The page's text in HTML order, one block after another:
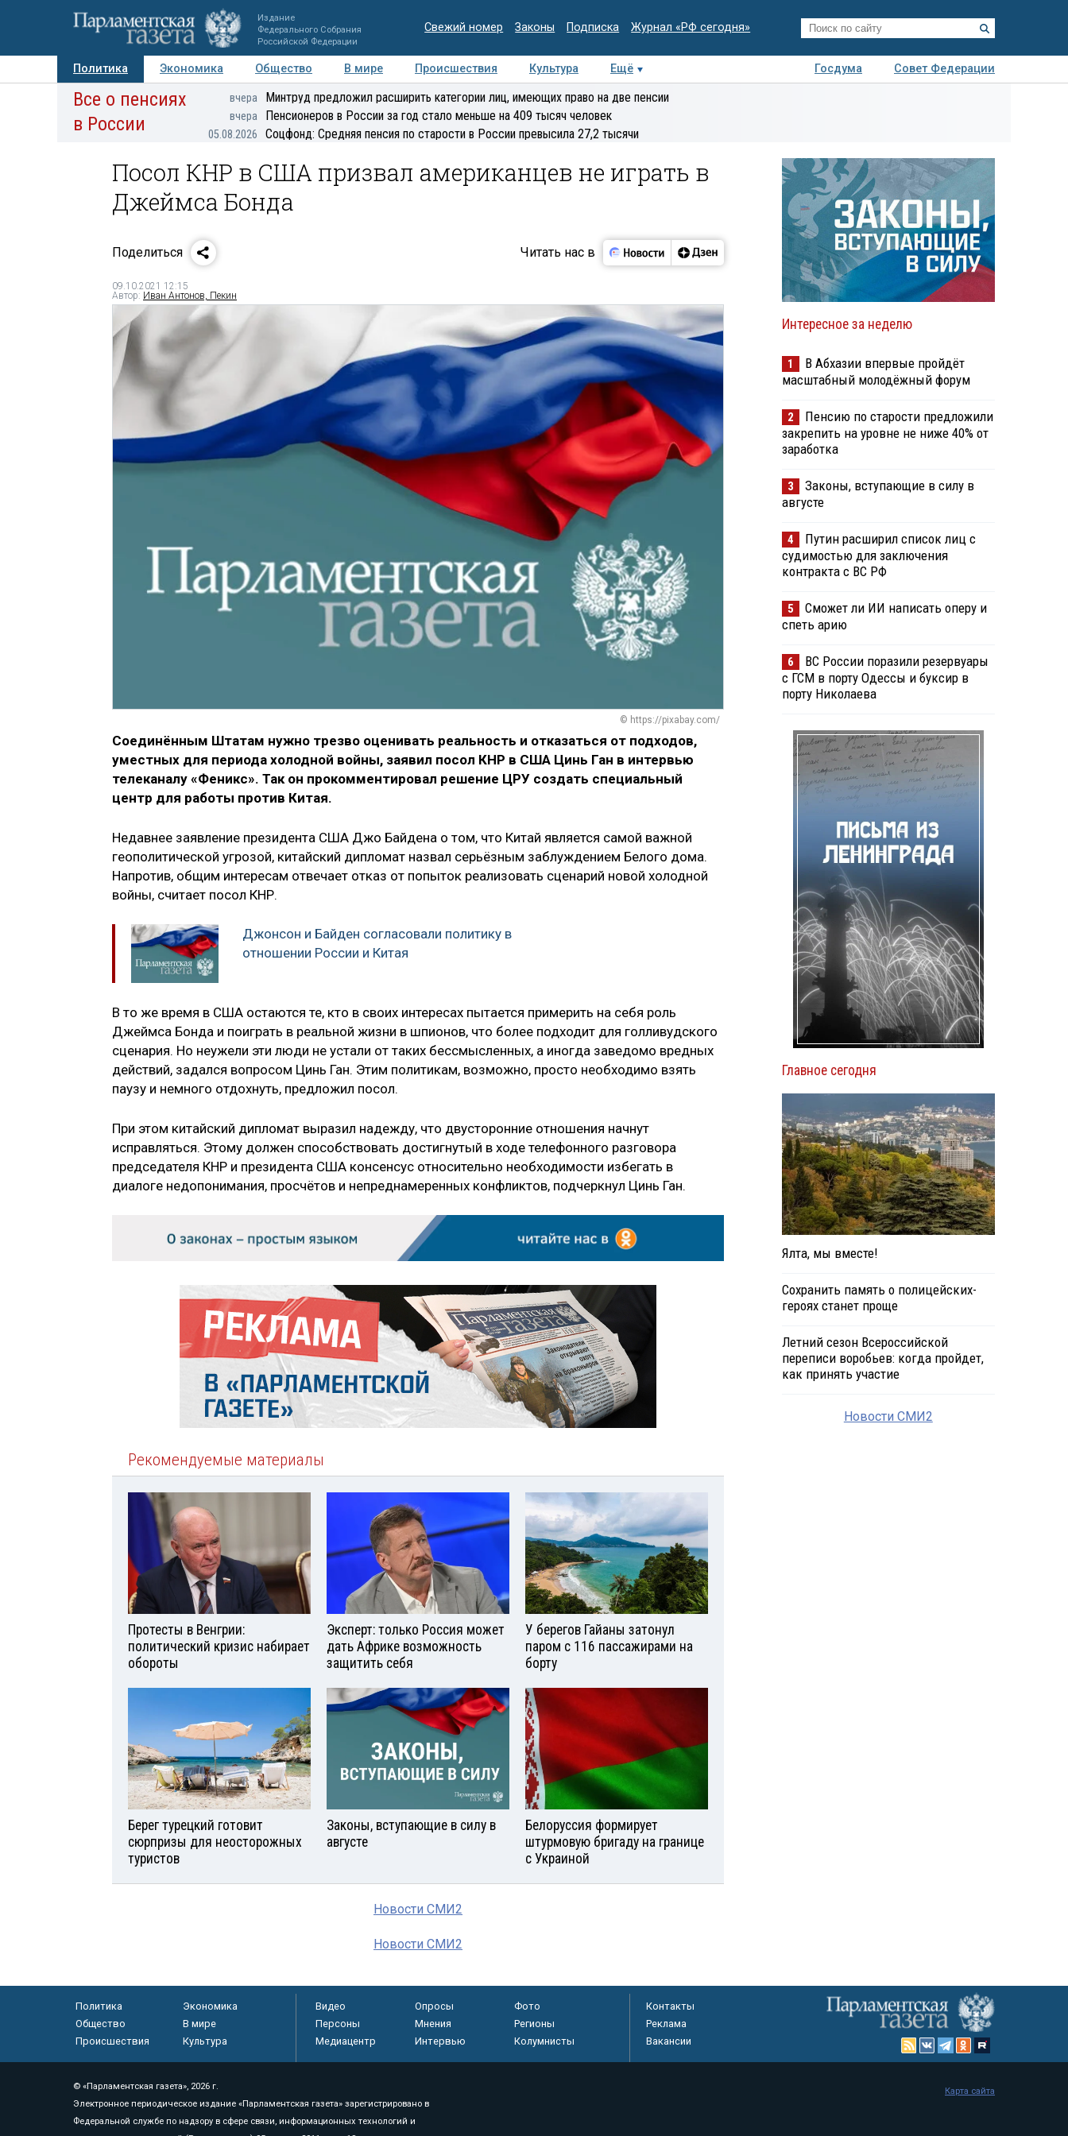
Издание
Федерального Собрания
Российской Федерации
Свежий номер Законы Подписка Журнал «РФ сегодня»
Политика Экономика Общество В мире Происшествия Культура Ещё Госдума
Совет Федерации
Авторы Персоны Мнения Регионы Медиацентр Интервью Колумнисты
Деловая
Все о пенсиях
в России
вчера Минтруд предложил расширить категории лиц, имеющих право на две пенсии
вчера Пенсионеров в России за год стало меньше на 409 тысяч человек
05.08.2026 Соцфонд: Средняя пенсия по старости в России превысила 27,2 тысячи
Посол КНР в США призвал американцев не играть в
Джеймса Бонда
Поделиться Читать нас в
09.10.2021 12:15
Автор: Иван Антонов, Пекин
© https://pixabay.com/
Соединённым Штатам нужно трезво оценивать реальность и отказаться от подходов,
уместных для периода холодной войны, заявил посол КНР в США Цинь Ган в интервью
телеканалу «Феникс». Так он прокомментировал решение ЦРУ создать специальный
центр для работы против Китая.
Недавнее заявление президента США Джо Байдена о том, что Китай является самой важной
геополитической угрозой, китайский дипломат назвал серьёзным заблуждением Белого дома.
Напротив, общим интересам отвечает отказ от попыток реализовать сценарий новой холодной
войны, считает посол КНР.
Джонсон и Байден согласовали политику в
отношении России и Китая
В то же время в США остаются те, кто в своих интересах пытается примерить на себя роль
Джеймса Бонда и поиграть в реальной жизни в шпионов, что более подходит для голливудского
сценария. Но неужели эти люди не устали от таких бессмысленных, а иногда заведомо вредных
действий, задался вопросом Цинь Ган. Этим политикам, возможно, просто необходимо взять
паузу и немного отдохнуть, предложил посол.
При этом китайский дипломат выразил надежду, что двусторонние отношения начнут
исправляться. Этому должен способствовать достигнутый в ходе телефонного разговора
председателя КНР и президента США консенсус относительно необходимости избегать в
диалоге недопонимания, просчётов и непреднамеренных конфликтов, подчеркнул Цинь Ган.
Рекомендуемые материалы
Протесты в Венгрии:
политический кризис набирает
обороты
Эксперт: только Россия может
дать Африке возможность
защитить себя
У берегов Гайаны затонул
паром с 116 пассажирами на
борту
Берег турецкий готовит
сюрпризы для неосторожных
туристов
Законы, вступающие в силу в
августе
Белоруссия формирует
штурмовую бригаду на границе
с Украиной
Новости СМИ2
Новости СМИ2
Интересное за неделю
1
В Абхазии впервые пройдёт
масштабный молодёжный форум
2
Пенсию по старости предложили
закрепить на уровне не ниже 40% от
заработка
3
Законы, вступающие в силу в
августе
4
Путин расширил список лиц с
судимостью для заключения
контракта с ВС РФ
5
Сможет ли ИИ написать оперу и
спеть арию
6
ВС России поразили резервуары
с ГСМ в порту Одессы и буксир в
порту Николаева
Главное сегодня
Ялта, мы вместе!
Сохранить память о полицейских-
героях станет проще
Летний сезон Всероссийской
переписи воробьев: когда пройдет,
как принять участие
Новости СМИ2
Политика
Экономика
Общество
В мире
Происшествия
Культура
Видео Опросы
Фото
Персоны
Мнения
Регионы
Медиацентр
Интервью Колумнисты
Контакты
Реклама
Вакансии
© «Парламентская газета», 2026 г.
Электронное периодическое издание «Парламентская газета» зарегистрировано в
Федеральной службе по надзору в сфере связи, информационных технологий и
Карта сайта